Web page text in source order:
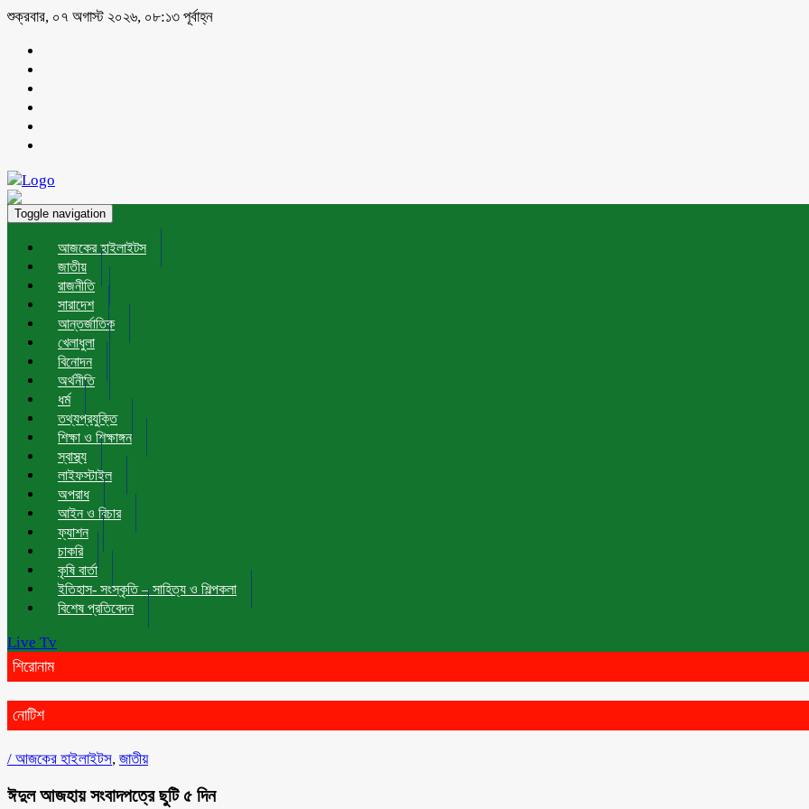
শুক্রবার, ০৭ অগাস্ট ২০২৬, ০৮:১৩ পূর্বাহ্ন
Toggle navigation
আজকের হাইলাইটস
জাতীয়
রাজনীতি
সারাদেশ
আন্তর্জাতিক
খেলাধুলা
বিনোদন
অর্থনীতি
ধর্ম
তথ্যপ্রযুক্তি
শিক্ষা ও শিক্ষাঙ্গন
স্বাস্থ্য
লাইফস্টাইল
অপরাধ
আইন ও বিচার
ফ্যাশন
চাকরি
কৃষি বার্তা
ইতিহাস- সংস্কৃতি – সাহিত্য ও শিল্পকলা
বিশেষ প্রতিবেদন
Live Tv
শিরোনাম
নোটিশ
/ আজকের হাইলাইটস, জাতীয়
ঈদুল আজহায় সংবাদপত্রে ছুটি ৫ দিন